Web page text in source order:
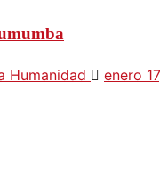
Humanidad enero